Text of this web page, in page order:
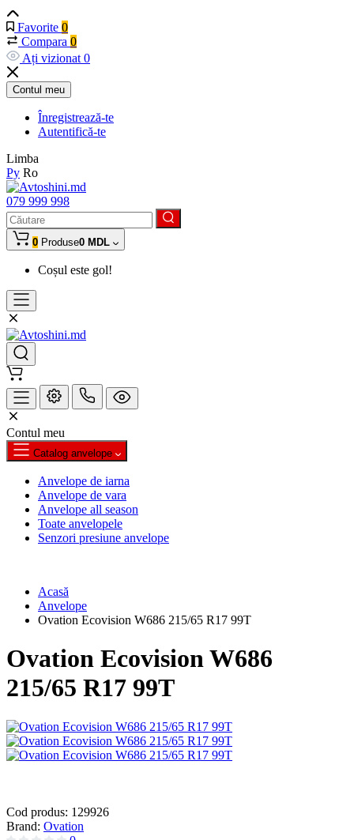
Favorite 0
Compara 0
Ați vizionat 0
Contul meu
Înregistrează-te
Autentifică-te
Limba
Ру Ro
079 999 998
0 Produse0 MDL
Coșul este gol!
Contul meu
Catalog anvelope
Anvelope de iarna
Anvelope de vara
Anvelope all season
Toate anvelopele
Senzori presiune anvelope
Acasă
Anvelope
Ovation Ecovision W686 215/65 R17 99T
Ovation Ecovision W686
215/65 R17 99T
Cod produs: 129926
Brand: Ovation